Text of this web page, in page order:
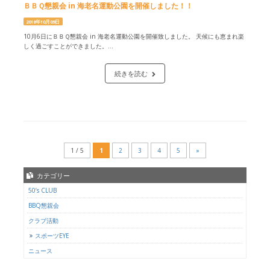
ＢＢＱ懇親会 in 海老名運動公園を開催しました！！
2018年10月09日
10月6日にＢＢＱ懇親会 in 海老名運動公園を開催致しました。 天候にも恵まれ楽
しく過ごすことができました。...
続きを読む
1 / 5 1 2 3 4 5 »
カテゴリー
50’s CLUB
BBQ懇親会
クラブ活動
スポーツEYE
ニュース